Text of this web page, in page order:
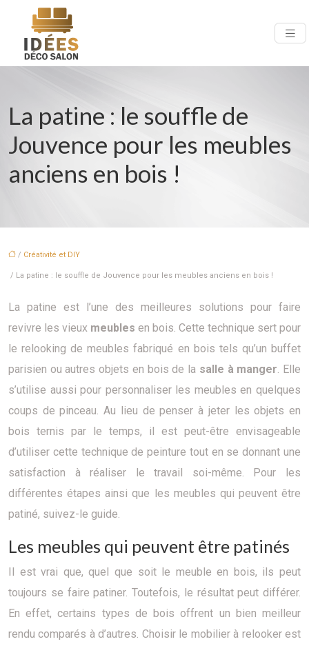
La patine : le souffle de
Jouvence pour les meubles
anciens en bois !
/ Créativité et DIY
/ La patine : le souffle de Jouvence pour les meubles anciens en bois !
La patine est l’une des meilleures solutions pour faire
revivre les vieux meubles en bois. Cette technique sert pour
le relooking de meubles fabriqué en bois tels qu’un buffet
parisien ou autres objets en bois de la salle à manger. Elle
s’utilise aussi pour personnaliser les meubles en quelques
coups de pinceau. Au lieu de penser à jeter les objets en
bois ternis par le temps, il est peut-être envisageable
d’utiliser cette technique de peinture tout en se donnant une
satisfaction à réaliser le travail soi-même. Pour les
différentes étapes ainsi que les meubles qui peuvent être
patiné, suivez-le guide.
Les meubles qui peuvent être patinés
Il est vrai que, quel que soit le meuble en bois, ils peut
toujours se faire patiner. Toutefois, le résultat peut différer.
En effet, certains types de bois offrent un bien meilleur
rendu comparés à d’autres. Choisir le mobilier à relooker est